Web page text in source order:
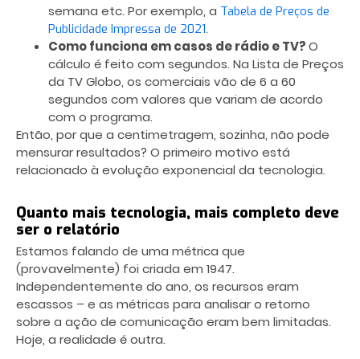
semana etc. Por exemplo, a Tabela de Preços de
Publicidade Impressa de 2021.
Como funciona em casos de rádio e TV?O
cálculo é feito com segundos. Na Lista de Preços
da TV Globo, os comerciais vão de 6 a 60
segundos com valores que variam de acordo
com o programa.
Então, por que a centimetragem, sozinha, não pode
mensurar resultados? O primeiro motivo está
relacionado à evolução exponencial da tecnologia.
Quanto mais tecnologia, mais completo deve
ser o relatório
Estamos falando de uma métrica que
(provavelmente) foi criada em 1947.
Independentemente do ano, os recursos eram
escassos – e as métricas para analisar o retorno
sobre a ação de comunicação eram bem limitadas.
Hoje, a realidade é outra.